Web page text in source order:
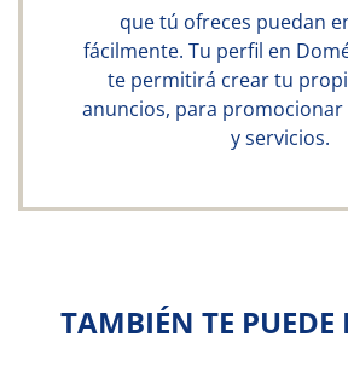
que tú ofreces puedan
fácilmente. Tu perfil en
te permitirá crear tu
anuncios, para
y servicios.
TAMBIÉN TE PUEDE